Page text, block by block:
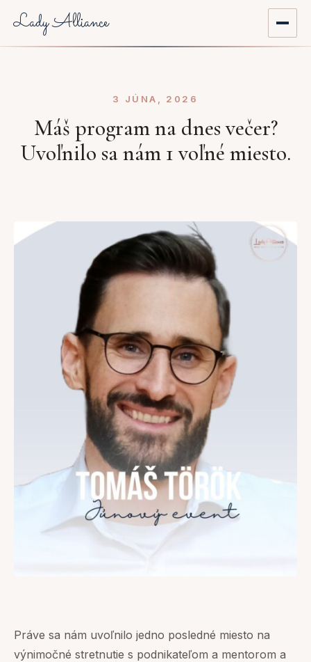
Lady Alliance
Aktuality
Registrácia do komunity
Môj účet
3 JÚNA, 2026
Máš program na dnes večer?
Uvoľnilo sa nám 1 voľné miesto.
Práve sa nám uvoľnilo jedno posledné miesto na
výnimočné stretnutie s podnikateľom a mentorom a